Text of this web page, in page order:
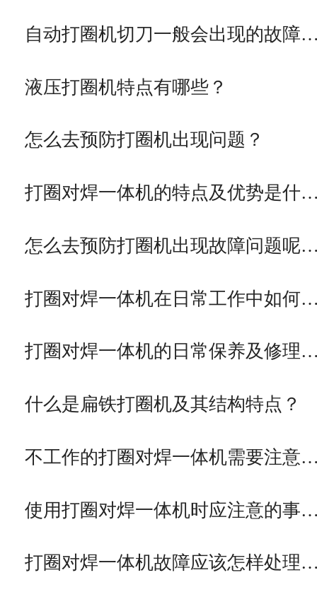
自动打圈机切刀一般会出现的故障
液压打圈机特点有哪些？
怎么去预防打圈机出现问题？
打圈对焊一体机的特点及优势是什
怎么去预防打圈机出现故障问题呢
打圈对焊一体机在日常工作中如何
打圈对焊一体机的日常保养及修理
什么是扁铁打圈机及其结构特点？
不工作的打圈对焊一体机需要注意
使用打圈对焊一体机时应注意的事
打圈对焊一体机故障应该怎样处理